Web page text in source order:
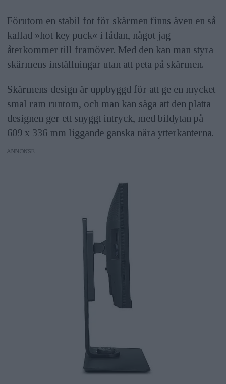
Förutom en stabil fot för skärmen finns även en så
kallad »hot key puck« i lådan, något jag
återkommer till framöver. Med den kan man styra
skärmens inställningar utan att peta på skärmen.
Skärmens design är uppbyggd för att ge en mycket
smal ram runtom, och man kan säga att den platta
designen ger ett snyggt intryck, med bildytan på
609 x 336 mm liggande ganska nära ytterkanterna.
ANNONS